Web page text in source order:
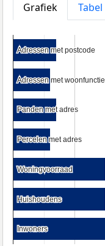
Grafiek
Tabel
Adressen met postcode
Adressen met postcode
Adressen met woonfunctie
Adressen met woonfunctie
Panden met adres
Panden met adres
Percelen met adres
Percelen met adres
Woningvoorraad
Woningvoorraad
Huishoudens
Huishoudens
Inwoners
Inwoners